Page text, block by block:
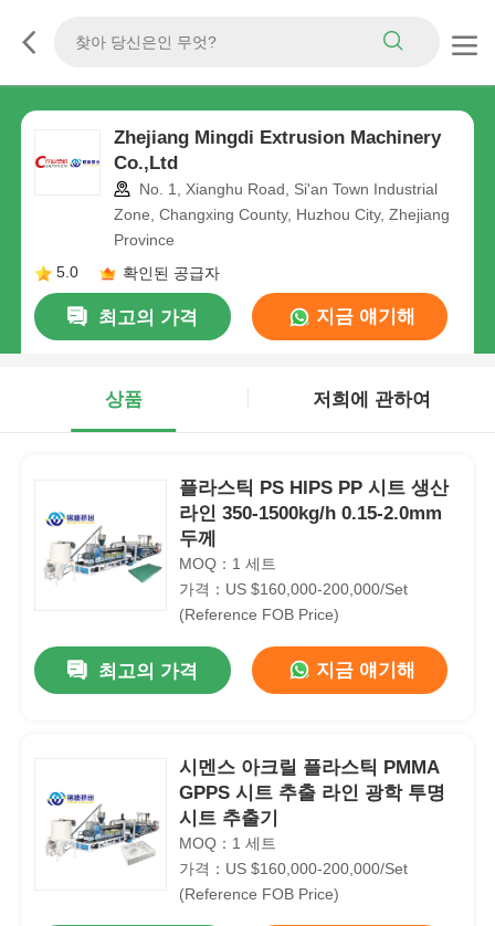
Zhejiang Mingdi Extrusion Machinery
Co.,Ltd
No. 1, Xianghu Road, Si'an Town Industrial
Zone, Changxing County, Huzhou City, Zhejiang
Province
5.0
확인된 공급자
최고의 가격 지금 얘기해
상품 저희에 관하여
플라스틱 PS HIPS PP 시트 생산
라인 350-1500kg/h 0.15-2.0mm
두께
MOQ：1 세트
가격：US $160,000-200,000/Set
(Reference FOB Price)
최고의 가격 지금 얘기해
시멘스 아크릴 플라스틱 PMMA
GPPS 시트 추출 라인 광학 투명
시트 추출기
MOQ：1 세트
가격：US $160,000-200,000/Set
(Reference FOB Price)